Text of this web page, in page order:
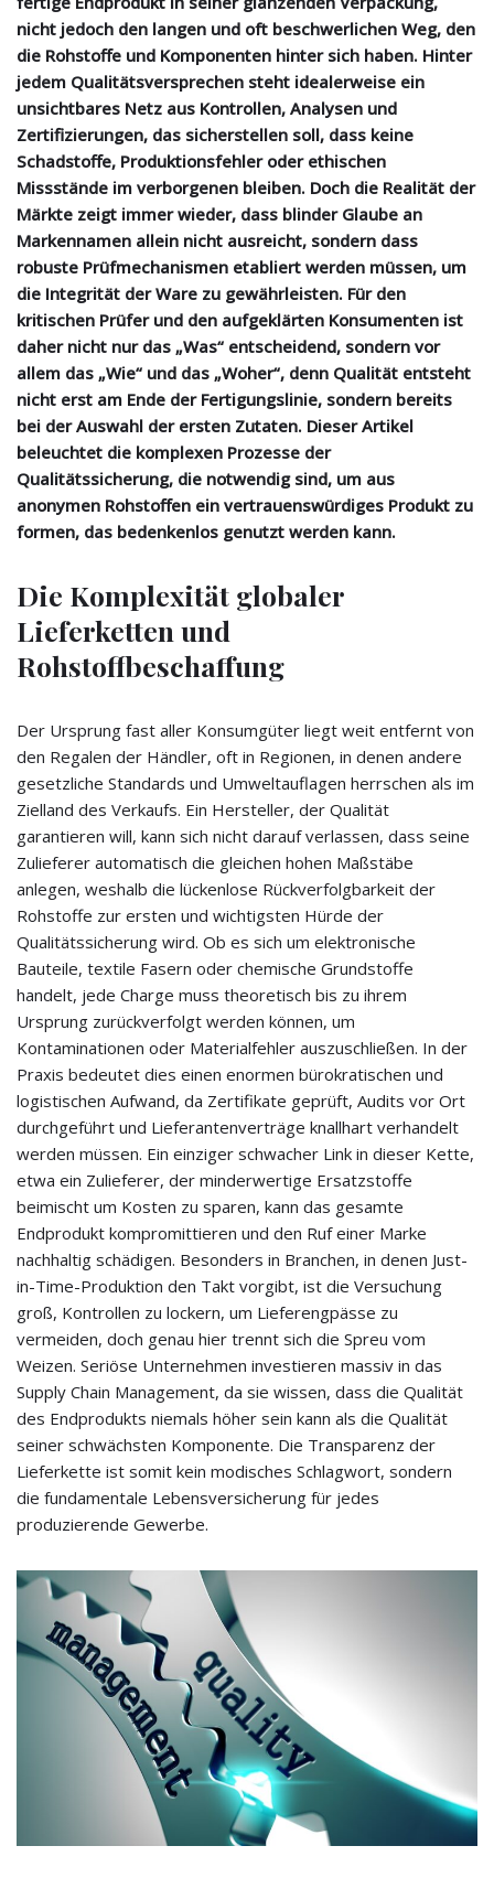
nicht jedoch den langen und oft beschwerlichen Weg, den
die Rohstoffe und Komponenten hinter sich haben. Hinter
jedem Qualitätsversprechen steht idealerweise ein
unsichtbares Netz aus Kontrollen, Analysen und
Zertifizierungen, das sicherstellen soll, dass keine
Schadstoffe, Produktionsfehler oder ethischen
Missstände im verborgenen bleiben. Doch die Realität der
Märkte zeigt immer wieder, dass blinder Glaube an
Markennamen allein nicht ausreicht, sondern dass
robuste Prüfmechanismen etabliert werden müssen, um
die Integrität der Ware zu gewährleisten. Für den
kritischen Prüfer und den aufgeklärten Konsumenten ist
daher nicht nur das „Was“ entscheidend, sondern vor
allem das „Wie“ und das „Woher“, denn Qualität entsteht
nicht erst am Ende der Fertigungslinie, sondern bereits
bei der Auswahl der ersten Zutaten. Dieser Artikel
beleuchtet die komplexen Prozesse der
Qualitätssicherung, die notwendig sind, um aus
anonymen Rohstoffen ein vertrauenswürdiges Produkt zu
formen, das bedenkenlos genutzt werden kann.
Die Komplexität globaler
Lieferketten und
Rohstoffbeschaffung
Der Ursprung fast aller Konsumgüter liegt weit entfernt von
den Regalen der Händler, oft in Regionen, in denen andere
gesetzliche Standards und Umweltauflagen herrschen als im
Zielland des Verkaufs. Ein Hersteller, der Qualität
garantieren will, kann sich nicht darauf verlassen, dass seine
Zulieferer automatisch die gleichen hohen Maßstäbe
anlegen, weshalb die lückenlose Rückverfolgbarkeit der
Rohstoffe zur ersten und wichtigsten Hürde der
Qualitätssicherung wird. Ob es sich um elektronische
Bauteile, textile Fasern oder chemische Grundstoffe
handelt, jede Charge muss theoretisch bis zu ihrem
Ursprung zurückverfolgt werden können, um
Kontaminationen oder Materialfehler auszuschließen. In der
Praxis bedeutet dies einen enormen bürokratischen und
logistischen Aufwand, da Zertifikate geprüft, Audits vor Ort
durchgeführt und Lieferantenverträge knallhart verhandelt
werden müssen. Ein einziger schwacher Link in dieser Kette,
etwa ein Zulieferer, der minderwertige Ersatzstoffe
beimischt um Kosten zu sparen, kann das gesamte
Endprodukt kompromittieren und den Ruf einer Marke
nachhaltig schädigen. Besonders in Branchen, in denen Just-
in-Time-Produktion den Takt vorgibt, ist die Versuchung
groß, Kontrollen zu lockern, um Lieferengpässe zu
vermeiden, doch genau hier trennt sich die Spreu vom
Weizen. Seriöse Unternehmen investieren massiv in das
Supply Chain Management, da sie wissen, dass die Qualität
des Endprodukts niemals höher sein kann als die Qualität
seiner schwächsten Komponente. Die Transparenz der
Lieferkette ist somit kein modisches Schlagwort, sondern
die fundamentale Lebensversicherung für jedes
produzierende Gewerbe.